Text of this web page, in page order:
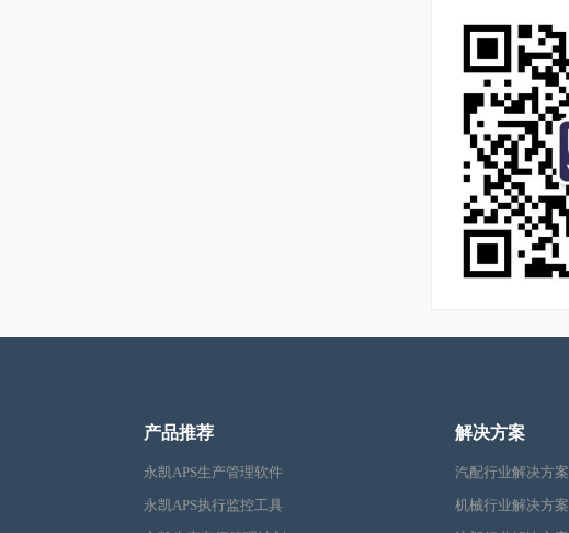
产品推荐
永凯APS生产管理软件
永凯APS执行监控工具
解决方案
汽配行业解决方案
机械行业解决方案